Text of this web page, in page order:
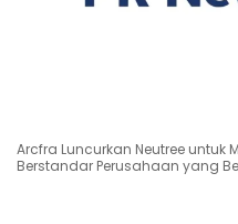
Arcfra Luncurkan Neutree untuk
Berstandar Perusahaan yang